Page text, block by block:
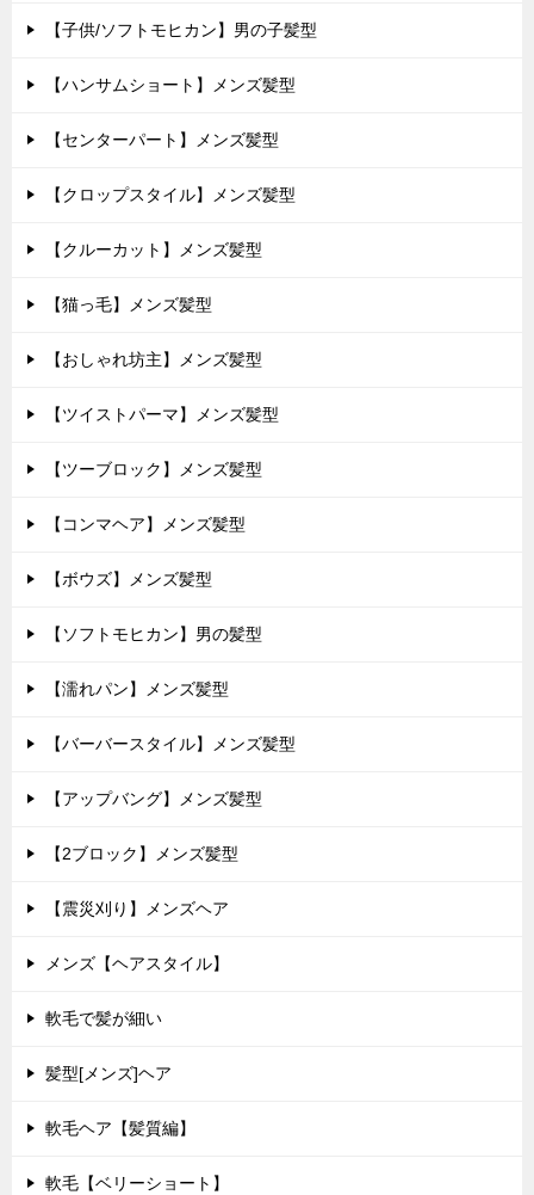
【子供/ソフトモヒカン】男の子髪型
【ハンサムショート】メンズ髪型
【センターパート】メンズ髪型
【クロップスタイル】メンズ髪型
【クルーカット】メンズ髪型
【猫っ毛】メンズ髪型
【おしゃれ坊主】メンズ髪型
【ツイストパーマ】メンズ髪型
【ツーブロック】メンズ髪型
【コンマヘア】メンズ髪型
【ボウズ】メンズ髪型
【ソフトモヒカン】男の髪型
【濡れパン】メンズ髪型
【バーバースタイル】メンズ髪型
【アップバング】メンズ髪型
【2ブロック】メンズ髪型
【震災刈り】メンズヘア
メンズ【ヘアスタイル】
軟毛で髪が細い
髪型[メンズ]ヘア
軟毛ヘア【髪質編】
軟毛【ベリーショート】